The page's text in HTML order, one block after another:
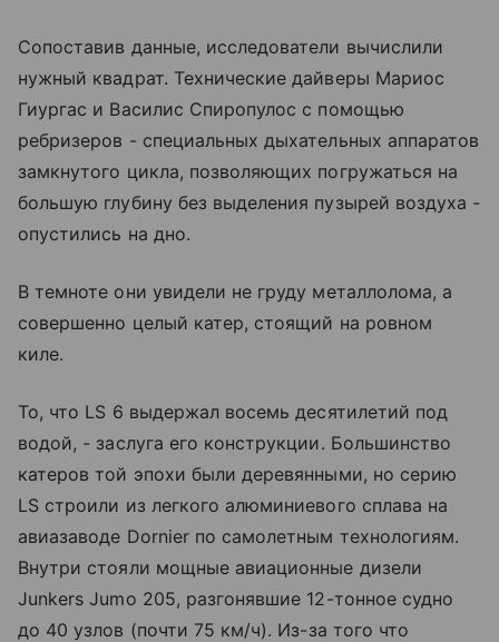
Сопоставив данные, исследователи вычислили
нужный квадрат. Технические дайверы Мариос
Гиургас и Василис Спиропулос с помощью
ребризеров - специальных дыхательных аппаратов
замкнутого цикла, позволяющих погружаться на
большую глубину без выделения пузырей воздуха -
опустились на дно.
В темноте они увидели не груду металлолома, а
совершенно целый катер, стоящий на ровном
киле.
То, что LS 6 выдержал восемь десятилетий под
водой, - заслуга его конструкции. Большинство
катеров той эпохи были деревянными, но серию
LS строили из легкого алюминиевого сплава на
авиазаводе Dornier по самолетным технологиям.
Внутри стояли мощные авиационные дизели
Junkers Jumo 205, разгонявшие 12-тонное судно
до 40 узлов (почти 75 км/ч). Из-за того что